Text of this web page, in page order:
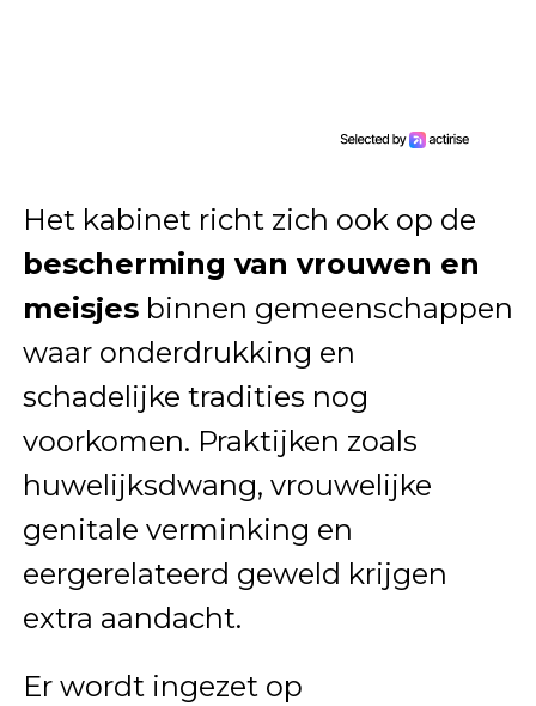
Het kabinet richt zich ook op de
bescherming van vrouwen en
meisjesbinnen gemeenschappen
waar onderdrukking en
schadelijke tradities nog
voorkomen. Praktijken zoals
huwelijksdwang, vrouwelijke
genitale verminking en
eergerelateerd geweld krijgen
extra aandacht.
Er wordt ingezet op